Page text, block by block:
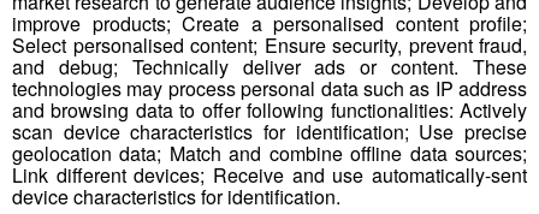
Four Seasons part en fumée
Publié par La Rédaction Radio Mont Blanc-29 mars 2019 à
10h39-Mis à jour le 29 mars 2019 à 12h56
Radio Mont Blanc
Actus
Société
improve products; Create a personalised content profile;
Select personalised content; Ensure security, prevent fraud,
and debug; Technically deliver ads or content. These
technologies may process personal data such as IP address
and browsing data to offer following functionalities: Actively
scan device characteristics for identification; Use precise
geolocation data; Match and combine offline data sources;
Link different devices; Receive and use automatically-sent
device characteristics for identification.